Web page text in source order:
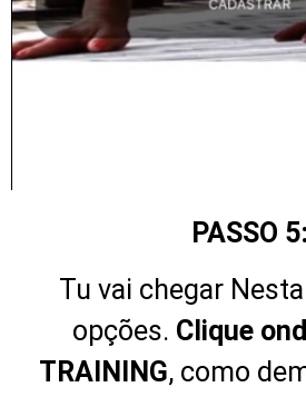
PASSO 5:
Tu vai chegar
opções. Clique
TRAINING, como